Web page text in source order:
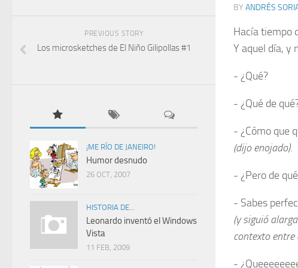
BY ANDRÉS
Hacía tiempo
Y aquel día, y
- ¿Qué?
- ¿Qué de
- ¿Cómo que
(dijo enojado).
- ¿Pero de
- Sabes
(y siguió
contexto entre
-
PREVIOUS STORY
Los microsketches de El Niño Gilipollas #1
¡ME RÍO DE JANEIRO!
Humor desnudo
26 OCT, 2007
HISTORIA DE...
Leonardo inventó el Windows
Vista
11 FEB, 2009